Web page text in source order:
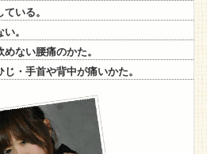
いる。
。
ない腰痛のかた。
・手首や背中が痛いかた。